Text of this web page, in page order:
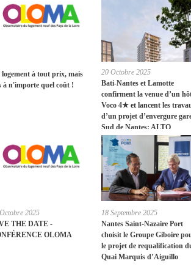
à tout prix, mais
à n'importe quel coût !
20 Octobre 2025
Bati-Nantes et Lamotte
confirment la venue d’un
Voco 4★ et lancent les
d’un projet d’envergure
Sud de Nantes: ALTO
2025
THE DATE -
OLOMA
18 Septembre 2025
Nantes Saint-Nazaire Port
choisit le Groupe Giboire
le projet de requalification
Quai Marquis d’Aiguillo